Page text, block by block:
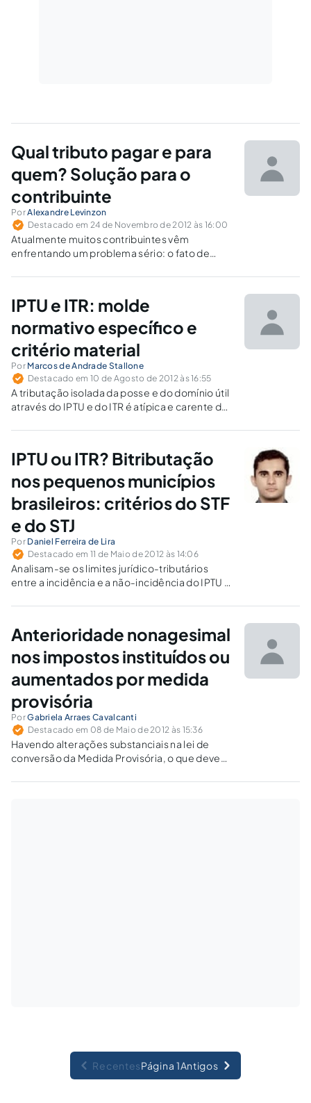
Qual tributo pagar e para
quem? Solução para o
contribuinte
PorAlexandre Levinzon
Destacado em 24 de Novembro de 2012 às 16:00
Atualmente muitos contribuintes vêm
enfrentando um problema sério: o fato de
sobre uma mesma situação (fato gerador) por
estado e um município, União e município, etc.
IPTU e ITR: molde
normativo específico e
critério material
Por Marcos de Andrade Stallone
Destacado em 10 de Agosto de 2012 às 16:55
A tributação isolada da posse e do domínio útil
através do IPTU e do ITR é atípica e carente de
específicos destes impostos.
IPTU ou ITR? Bitributação
nos pequenos municípios
brasileiros: critérios do STF
e do STJ
Por Daniel Ferreira de Lira
Destacado em 11 de Maio de 2012 às 14:06
Analisam-se os limites jurídico-tributários
entre a incidência e a não-incidência do IPTU e
brasileira atual, notadamente nos pequenos
Anterioridade nonagesimal
nos impostos instituídos ou
aumentados por medida
provisória
PorGabriela Arraes Cavalcanti
Destacado em 08 de Maio de 2012 às 15:36
Havendo alterações substanciais na lei de
conversão da Medida Provisória, o que deve
da anterioridade tributária é a data da
RecentesPágina 1Antigos